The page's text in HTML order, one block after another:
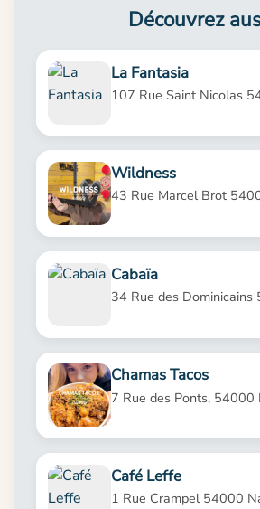
Découvrez
La Fantasia
107 Rue Saint Nicolas
Wildness
43 Rue Marcel Brot
Cabaïa
34 Rue des
Chamas Tacos
7 Rue des Ponts, 54000
Café Leffe
1 Rue Crampel 54000